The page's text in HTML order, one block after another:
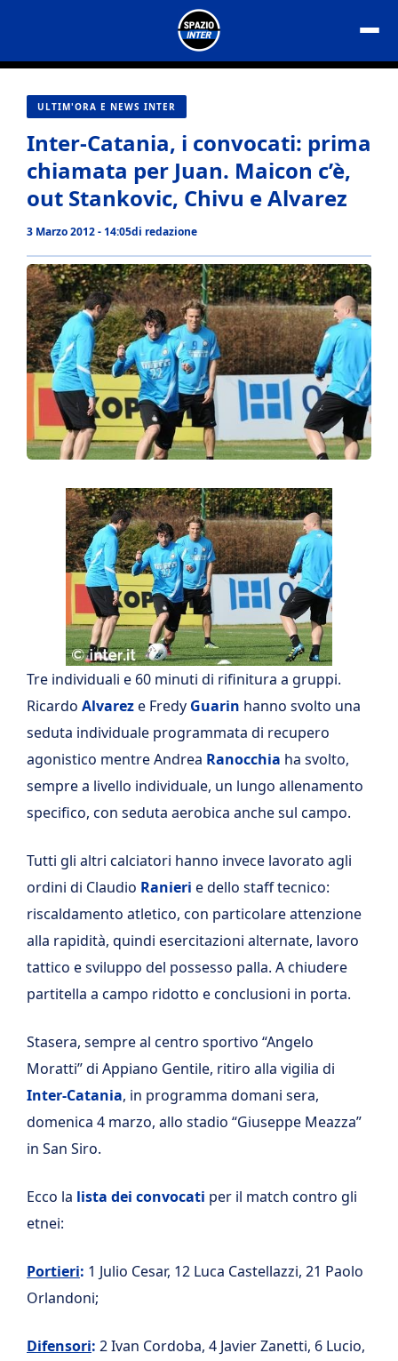
contenuto
ULTIM'ORA E NEWS INTER
Inter-Catania, i convocati: prima
chiamata per Juan. Maicon c’è,
out Stankovic, Chivu e Alvarez
3 Marzo 2012 - 14:05di redazione
Tre individuali e 60 minuti di rifinitura a gruppi.
Ricardo Alvareze Fredy Guarin hanno svolto una
seduta individuale programmata di recupero
agonistico mentre Andrea Ranocchia ha svolto,
sempre a livello individuale, un lungo allenamento
specifico, con seduta aerobica anche sul campo.
Tutti gli altri calciatori hanno invece lavorato agli
ordini di Claudio Ranieri e dello staff tecnico:
riscaldamento atletico, con particolare attenzione
alla rapidità, quindi esercitazioni alternate, lavoro
tattico e sviluppo del possesso palla. A chiudere
partitella a campo ridotto e conclusioni in porta.
Stasera, sempre al centro sportivo “Angelo
Moratti” di Appiano Gentile, ritiro alla vigilia di
Inter-Catania, in programma domani sera,
domenica 4 marzo, allo stadio “Giuseppe Meazza”
in San Siro.
Ecco la lista dei convocati per il match contro gli
etnei:
Portieri: 1 Julio Cesar, 12 Luca Castellazzi, 21 Paolo
Orlandoni;
Difensori: 2 Ivan Cordoba, 4 Javier Zanetti, 6 Lucio,